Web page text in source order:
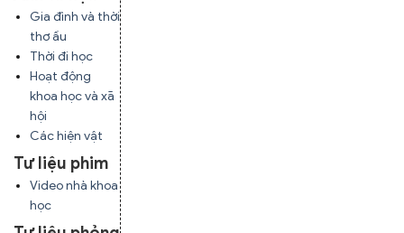
Gia đình và thời
thơ ấu
Thời đi học
Hoạt động
khoa học và xã
hội
Các hiện vật
Tư liệu phim
Video nhà khoa
học